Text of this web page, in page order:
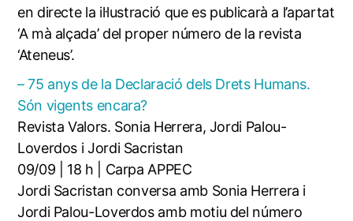
en directe la il·lustració que es publicarà a l’apartat
‘A mà alçada’ del proper número de la revista
‘Ateneus’.
– 75 anys de la Declaració dels Drets Humans.
Són vigents encara?
Revista Valors. Sonia Herrera, Jordi Palou-
Loverdos i Jordi Sacristan
09/09 | 18 h | Carpa APPEC
Jordi Sacristan conversa amb Sonia Herrera i
Jordi Palou-Loverdos amb motiu del número